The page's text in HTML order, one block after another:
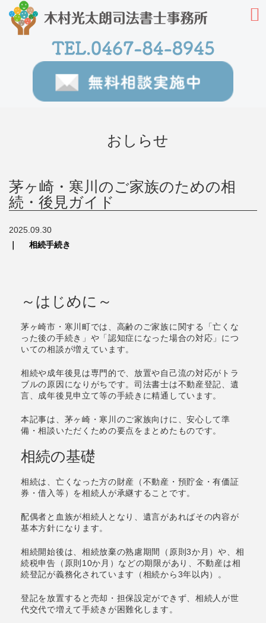
おしらせ
茅ヶ崎・寒川のご家族のための相
続・後見ガイド
2025.09.30
相続手続き
～はじめに～
茅ヶ崎市・寒川町では、高齢のご家族に関する「亡くな
った後の手続き」や「認知症になった場合の対応」につ
いての相談が増えています。
相続や成年後見は専門的で、放置や自己流の対応がトラ
ブルの原因になりがちです。司法書士は不動産登記、遺
言、成年後見申立て等の手続きに精通しています。
本記事は、茅ヶ崎・寒川のご家族向けに、安心して準
備・相談いただくための要点をまとめたものです。
相続の基礎
相続は、亡くなった方の財産（不動産・預貯金・有価証
券・借入等）を相続人が承継することです。
配偶者と血族が相続人となり、遺言があればその内容が
基本方針になります。
相続開始後は、相続放棄の熟慮期間（原則3か月）や、相
続税申告（原則10か月）などの期限があり、不動産は相
続登記が義務化されています（相続から3年以内）。
登記を放置すると売却・担保設定ができず、相続人が世
代交代で増えて手続きが困難化します。